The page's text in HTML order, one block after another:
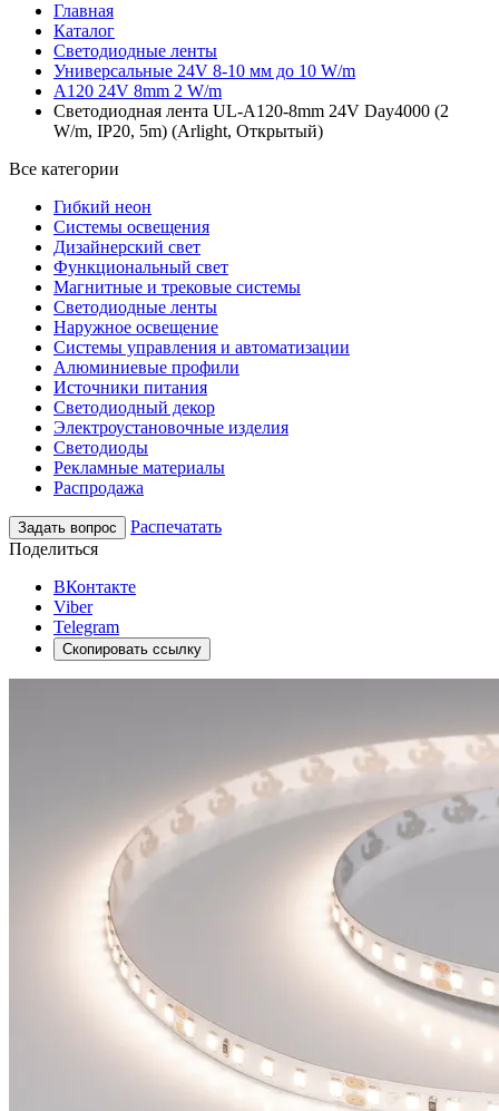
Главная
Каталог
Светодиодные ленты
Универсальные 24V 8-10 мм до 10 W/m
A120 24V 8mm 2 W/m
Светодиодная лента UL-A120-8mm 24V Day4000 (2
W/m, IP20, 5m) (Arlight, Открытый)
Все категории
Гибкий неон
Системы освещения
Дизайнерский свет
Функциональный свет
Магнитные и трековые системы
Светодиодные ленты
Наружное освещение
Системы управления и автоматизации
Алюминиевые профили
Источники питания
Светодиодный декор
Электроустановочные изделия
Светодиоды
Рекламные материалы
Распродажа
Задать вопрос
Распечатать
Поделиться
ВКонтакте
Viber
Telegram
Скопировать ссылку